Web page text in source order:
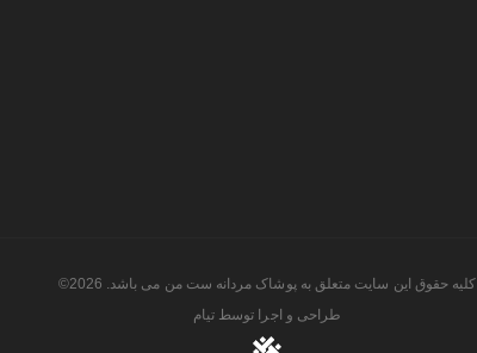
کلیه حقوق این سایت متعلق به پوشاک مردانه ست من می باشد. 2026©
طراحی و اجرا توسط تیام